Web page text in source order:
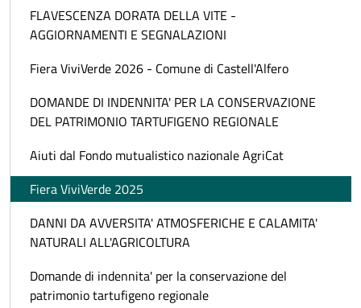
FLAVESCENZA DORATA DELLA VITE -
AGGIORNAMENTI E SEGNALAZIONI
Fiera ViviVerde 2026 - Comune di Castell'Alfero
DOMANDE DI INDENNITA' PER LA CONSERVAZIONE
DEL PATRIMONIO TARTUFIGENO REGIONALE
Aiuti dal Fondo mutualistico nazionale AgriCat
Fiera ViviVerde 2025
DANNI DA AVVERSITA' ATMOSFERICHE E CALAMITA'
NATURALI ALL'AGRICOLTURA
Domande di indennita' per la conservazione del
patrimonio tartufigeno regionale